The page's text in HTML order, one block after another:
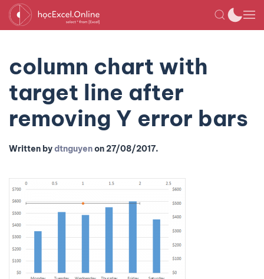
column chart with
target line after
removing Y error bars
Written bydtnguyenon27/08/2017.